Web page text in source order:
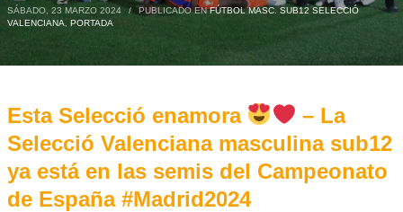
SÁBADO, 23 MARZO 2024 / PUBLICADO ENFÚTBOL MASC. SUB12 SELECCIÓ
VALENCIANA
PORTADA
Esta Selecció enamora
– La
Selecció Valenciana masculina sub12
ya está en las semis del Campeonato
de España #Madrid2024